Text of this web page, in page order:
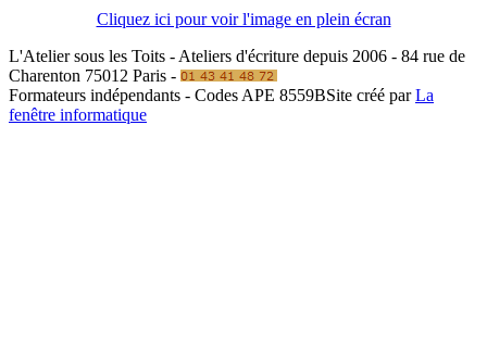
Cliquez ici pour voir l'image en plein écran
L'Atelier sous les Toits - Ateliers d'écriture depuis 2006 - 84 rue de
Charenton 75012 Paris -
Formateurs indépendants - Codes APE 8559BSite créé parLa
fenêtre informatique